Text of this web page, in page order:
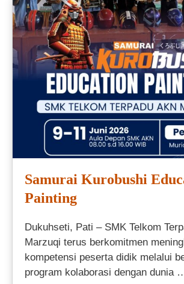
Samurai Kurobushi
Painting
Dukuhseti, Pati – SMK Telkom
Marzuqi terus berkomitmen
kompetensi peserta didik melalui
program kolaborasi dengan dunia